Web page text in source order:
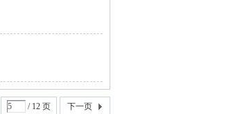
/ 12 页 下一页